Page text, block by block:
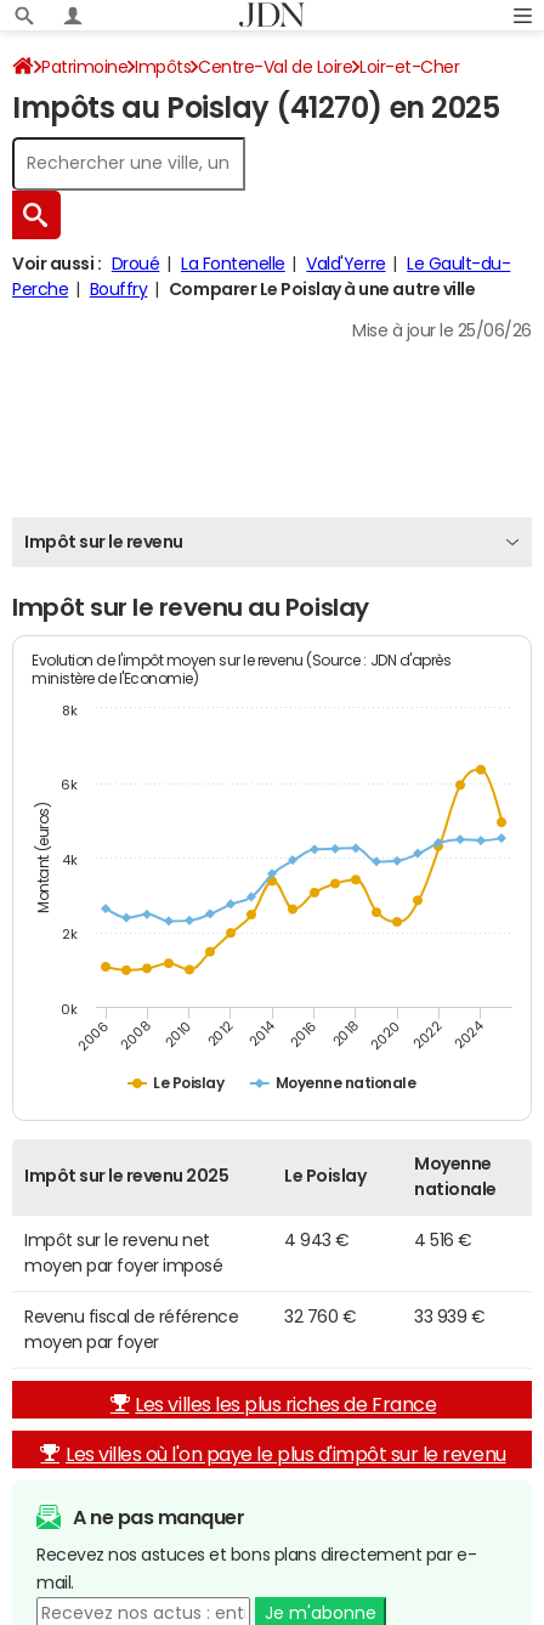
Patrimoine Impôts Centre-Val de Loire Loir-et-Cher
Le Poislay Impôt sur le revenu
Impôts au Poislay (41270) en 2025
Voir aussi : Droué La Fontenelle Vald'Yerre
Le Gault-du-
Perche
Bouffry Comparer Le Poislay à une autre ville
Mise à jour le 25/06/26
Impôt sur le revenu
Impôt sur le revenu au Poislay
Montant (euros)
Evolution de l'impôt moyen sur le revenu (Source : JDN d'après
ministère de l'Economie)
Le Poislay Moyenne nationale
2006 2008 2010 2012 2014 2016 2018 2020 2022 2024
0k
2k
4k
6k
8k
Impôt sur le revenu 2025 Le Poislay
Moyenne
nationale
Impôt sur le revenu net
moyen par foyer imposé
4 943 € 4 516 €
Revenu fiscal de référence
moyen par foyer
32 760 € 33 939 €
Les villes les plus riches de France
Les villes où l'on paye le plus d'impôt sur le revenu
A ne pas manquer
Recevez nos astuces et bons plans directement par e-
mail.
Je m'abonne